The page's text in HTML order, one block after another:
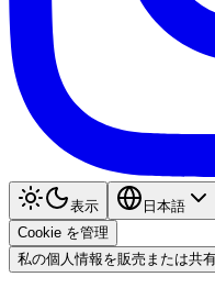
表示
日本語
Cookie を管理
私の個人情報を販売または共